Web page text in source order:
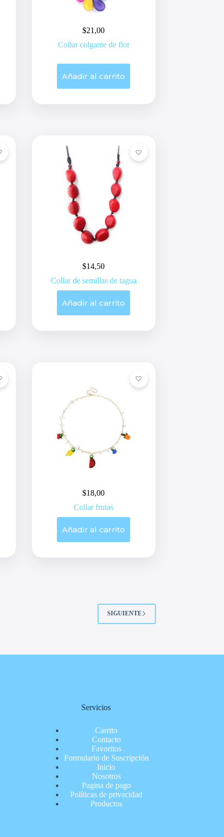
$21,00
Collar colgante de flor
Añadir al carrito
$14,50
Collar de semillas de tagua
Añadir al carrito
$18,00
Collar frutas
Añadir al carrito
SIGUIENTE
Servicios
Carrito
Contacto
Favoritos
Formulario de Suscripción
Inicio
Nosotros
Pagina de pago
Políticas de privacidad
Productos